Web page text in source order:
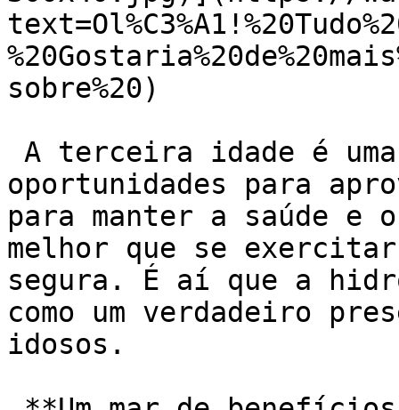
sobre%20)
oportunidades para
para manter a saúde e
melhor que se
segura. É aí que a
como um verdadeiro
idosos.